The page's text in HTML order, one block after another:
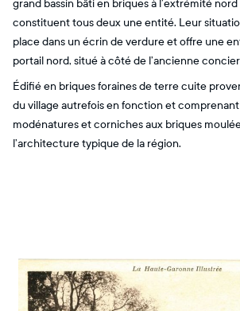
grand bassin bâti en briques à l’extrémité
constituent tous deux une entité. Leur
place dans un écrin de verdure et offre une
portail nord, situé à côté de l’ancienne
Édifié en briques foraines de terre cuite
du village autrefois en fonction et
modénatures et corniches aux briques
l’architecture typique de la région.